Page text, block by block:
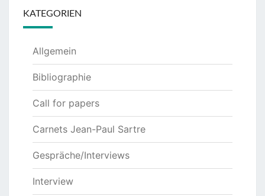
KATEGORIEN
Allgemein
Bibliographie
Call for papers
Carnets Jean-Paul Sartre
Gespräche/Interviews
Interview